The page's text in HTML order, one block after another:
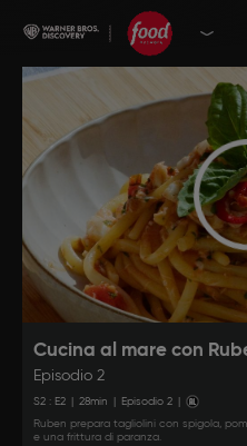
Cucina al mare con
Episodio 2
S2 : E2 28min Episodio 2
Ruben prepara tagliolini con spigola,
e una frittura di paranza.